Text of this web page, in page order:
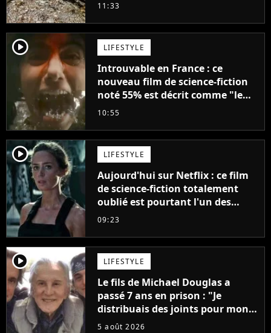
11:33
player2 LIFESTYLE
Introuvable en France : ce
nouveau film de science-fiction
noté 55% est décrit comme "le
plus stupide de l'année"
10:55
player2 LIFESTYLE
Aujourd'hui sur Netflix : ce film
de science-fiction totalement
oublié est pourtant l'un des
meilleurs des années 2010
09:23
player2 LIFESTYLE
Le fils de Michael Douglas a
passé 7 ans en prison : "Je
distribuais des joints pour mon
père"
5 août 2026